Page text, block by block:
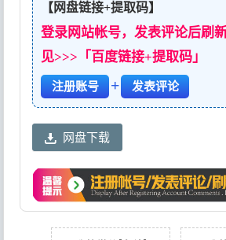
【网盘链接+提取码】
登录网站帐号，发表评论后刷
见>>>「百度链接+提取码」
注册账号 + 发表评论
网盘下载